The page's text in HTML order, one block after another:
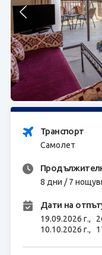
Контакти
За нас
Транспорт
Самолет
8 дни / 7
Дати на
19.09.2026 г.,
10.10.2026 г.,